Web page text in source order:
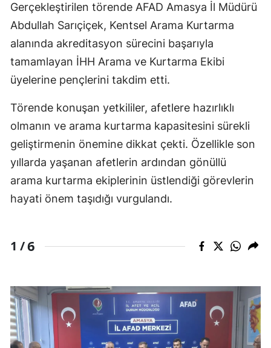
Gerçekleştirilen törende AFAD Amasya İl Müdürü
Abdullah Sarıçiçek, Kentsel Arama Kurtarma
alanında akreditasyon sürecini başarıyla
tamamlayan İHH Arama ve Kurtarma Ekibi
üyelerine pençlerini takdim etti.
Törende konuşan yetkililer, afetlere hazırlıklı
olmanın ve arama kurtarma kapasitesini sürekli
geliştirmenin önemine dikkat çekti. Özellikle son
yıllarda yaşanan afetlerin ardından gönüllü
arama kurtarma ekiplerinin üstlendiği görevlerin
hayati önem taşıdığı vurgulandı.
1 /6